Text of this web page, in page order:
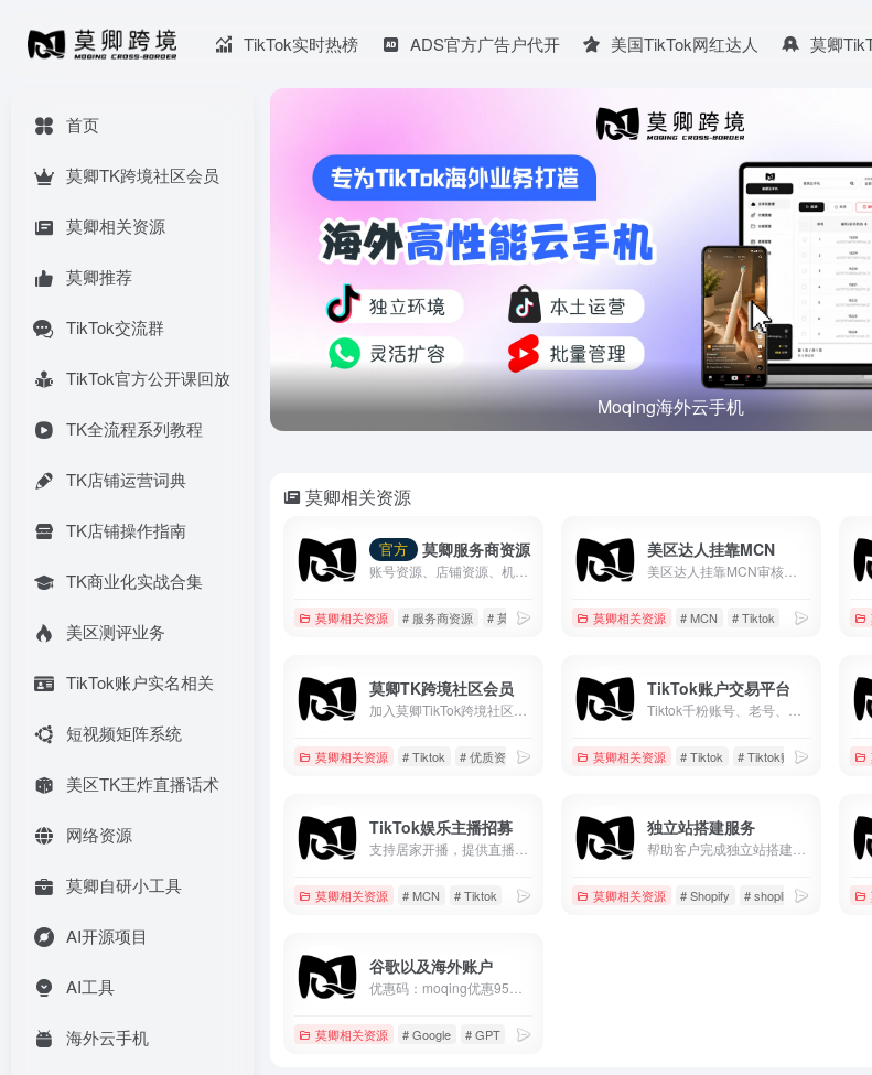
TikTok实时热榜 ADS官方广告户代开 美国TikTok网红达人 莫卿
首页
莫卿TK跨境社区会员
莫卿相关资源
莫卿推荐
TikTok交流群
TikTok官方公开课回放
TK全流程系列教程
TK店铺运营词典
TK店铺操作指南
TK商业化实战合集
美区测评业务
TikTok账户实名相关
短视频矩阵系统
美区TK王炸直播话术
网络资源
莫卿自研小工具
AI开源项目
AI工具
海外云手机
TikTok for Business
莫卿相关资源
官方 莫卿服务商资源
莫卿相关资源 # 服务商资源 # 莫卿推荐工具及资源
美区达人挂靠MCN
美区达人挂靠MCN审核标准 1.非视频搬运账号 2.非无人直播账号 3.粉丝达到1000并且已经开通电商权限 4.现有挂车视频3条 5.7天内正常发布作品
莫卿相关资源 # MCN # Tiktok # 美区
莫卿TK跨境社区会员
莫卿相关资源 # Tiktok # 优质资源 # 会员服务
TikTok账户交易平台
莫卿相关资源 # Tiktok # Tiktok账号 # 千粉账
TikTok娱乐主播招募
莫卿相关资源 # MCN # Tiktok # 娱乐直播
独立站搭建服务
莫卿相关资源 # Shopify # shopline # 店铺设计
谷歌以及海外账户
莫卿相关资源 # Google # GPT # 苹果商店